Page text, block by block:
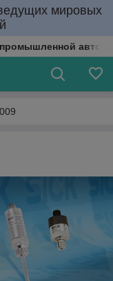
мировых